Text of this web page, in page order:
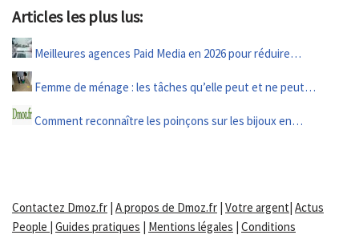
Articles les plus lus:
Meilleures agences Paid Media en 2026 pour réduire…
Femme de ménage : les tâches qu’elle peut et ne peut…
Comment reconnaître les poinçons sur les bijoux en…
Contactez Dmoz.fr | A propos de Dmoz.fr | Votre argent| Actus
People | Guides pratiques | Mentions légales | Conditions